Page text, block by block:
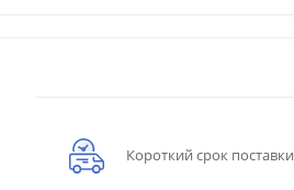
Короткий срок поставки